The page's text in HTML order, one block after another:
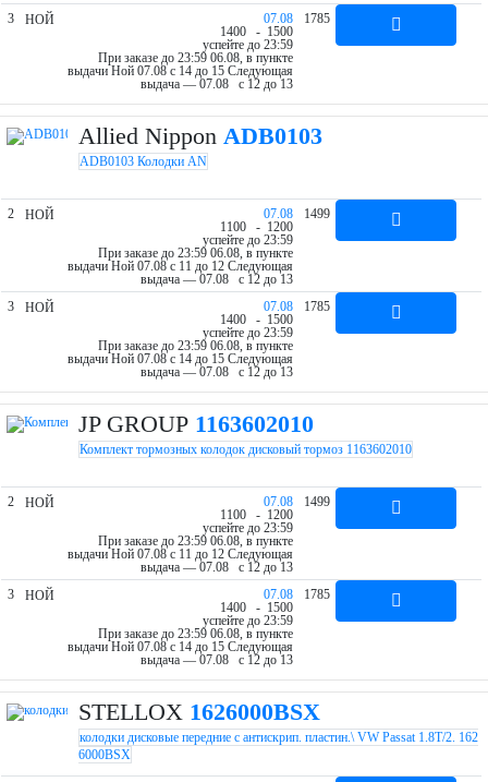
3 НОЙ
07.08
1400 - 1500
успейте до 23:59
При заказе до 23:59 06.08, в пункте
выдачи Ной 07.08 c 14 до 15 Следующая
выдача — 07.08 c 12 до 13
1785
Allied Nippon ADB0103
ADB0103 Колодки AN
2 НОЙ
07.08
1100 - 1200
успейте до 23:59
При заказе до 23:59 06.08, в пункте
выдачи Ной 07.08 c 11 до 12 Следующая
выдача — 07.08 c 12 до 13
1499
3 НОЙ
07.08
1400 - 1500
успейте до 23:59
При заказе до 23:59 06.08, в пункте
выдачи Ной 07.08 c 14 до 15 Следующая
выдача — 07.08 c 12 до 13
1785
JP GROUP 1163602010
Комплект тормозных колодок дисковый тормоз 1163602010
2 НОЙ
07.08
1100 - 1200
успейте до 23:59
При заказе до 23:59 06.08, в пункте
выдачи Ной 07.08 c 11 до 12 Следующая
выдача — 07.08 c 12 до 13
1499
3 НОЙ
07.08
1400 - 1500
успейте до 23:59
При заказе до 23:59 06.08, в пункте
выдачи Ной 07.08 c 14 до 15 Следующая
выдача — 07.08 c 12 до 13
1785
STELLOX 1626000BSX
колодки дисковые передние с антискрип. пластин.\ VW Passat 1.8T/2. 162
6000BSX